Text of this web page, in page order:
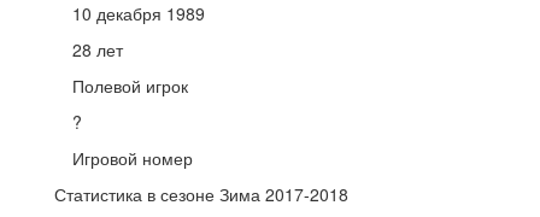
10 декабря 1989
28 лет
Полевой игрок
?
Игровой номер
Статистика в сезоне Зима 2017-2018